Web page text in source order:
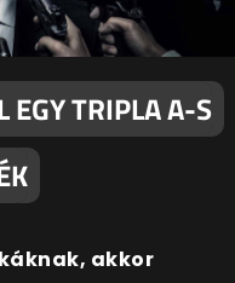
EGY TRIPLA A-S
akkor